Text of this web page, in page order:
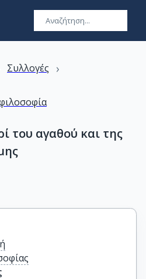
Συλλογές ›
του αγαθού και της